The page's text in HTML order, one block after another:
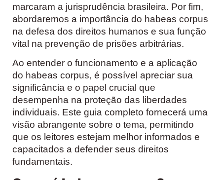
marcaram a jurisprudência brasileira. Por fim,
abordaremos a importância do habeas corpus
na defesa dos direitos humanos e sua função
vital na prevenção de prisões arbitrárias.
Ao entender o funcionamento e a aplicação
do habeas corpus, é possível apreciar sua
significância e o papel crucial que
desempenha na proteção das liberdades
individuais. Este guia completo fornecerá uma
visão abrangente sobre o tema, permitindo
que os leitores estejam melhor informados e
capacitados a defender seus direitos
fundamentais.